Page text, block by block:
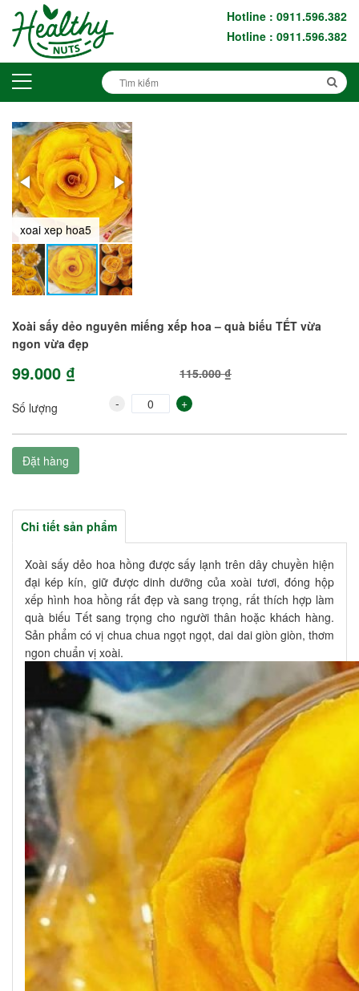
Hotline : 0911.596.382
Hotline : 0911.596.382
xep hoa5 xoai xep hoa6
Xoài sấy dẻo nguyên miếng xếp hoa – quà biếu TẾT vừa
ngon vừa đẹp
99.000 ₫ 115.000 ₫
Số lượng - +
Đặt hàng
Chi tiết sản phẩm
Xoài sấy dẻo hoa hồng được sấy lạnh trên dây chuyền hiện
đại kép kín, giữ được dinh dưỡng của xoài tươi, đóng hộp
xếp hình hoa hồng rất đẹp và sang trọng, rất thích hợp làm
quà biếu Tết sang trọng cho người thân hoặc khách hàng.
Sản phẩm có vị chua chua ngọt ngọt, dai dai giòn giòn, thơm
ngon chuẩn vị xoài.